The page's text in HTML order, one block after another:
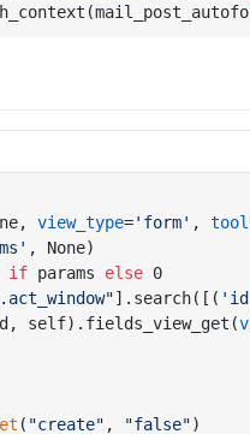
view_type='form' ,
, None)
if params else 0
].search([(
self).fields_view_get(
( "create" , "false")